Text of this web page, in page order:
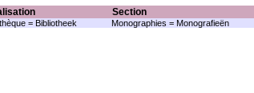
Section
= Bibliotheek Monographies = Monografieën